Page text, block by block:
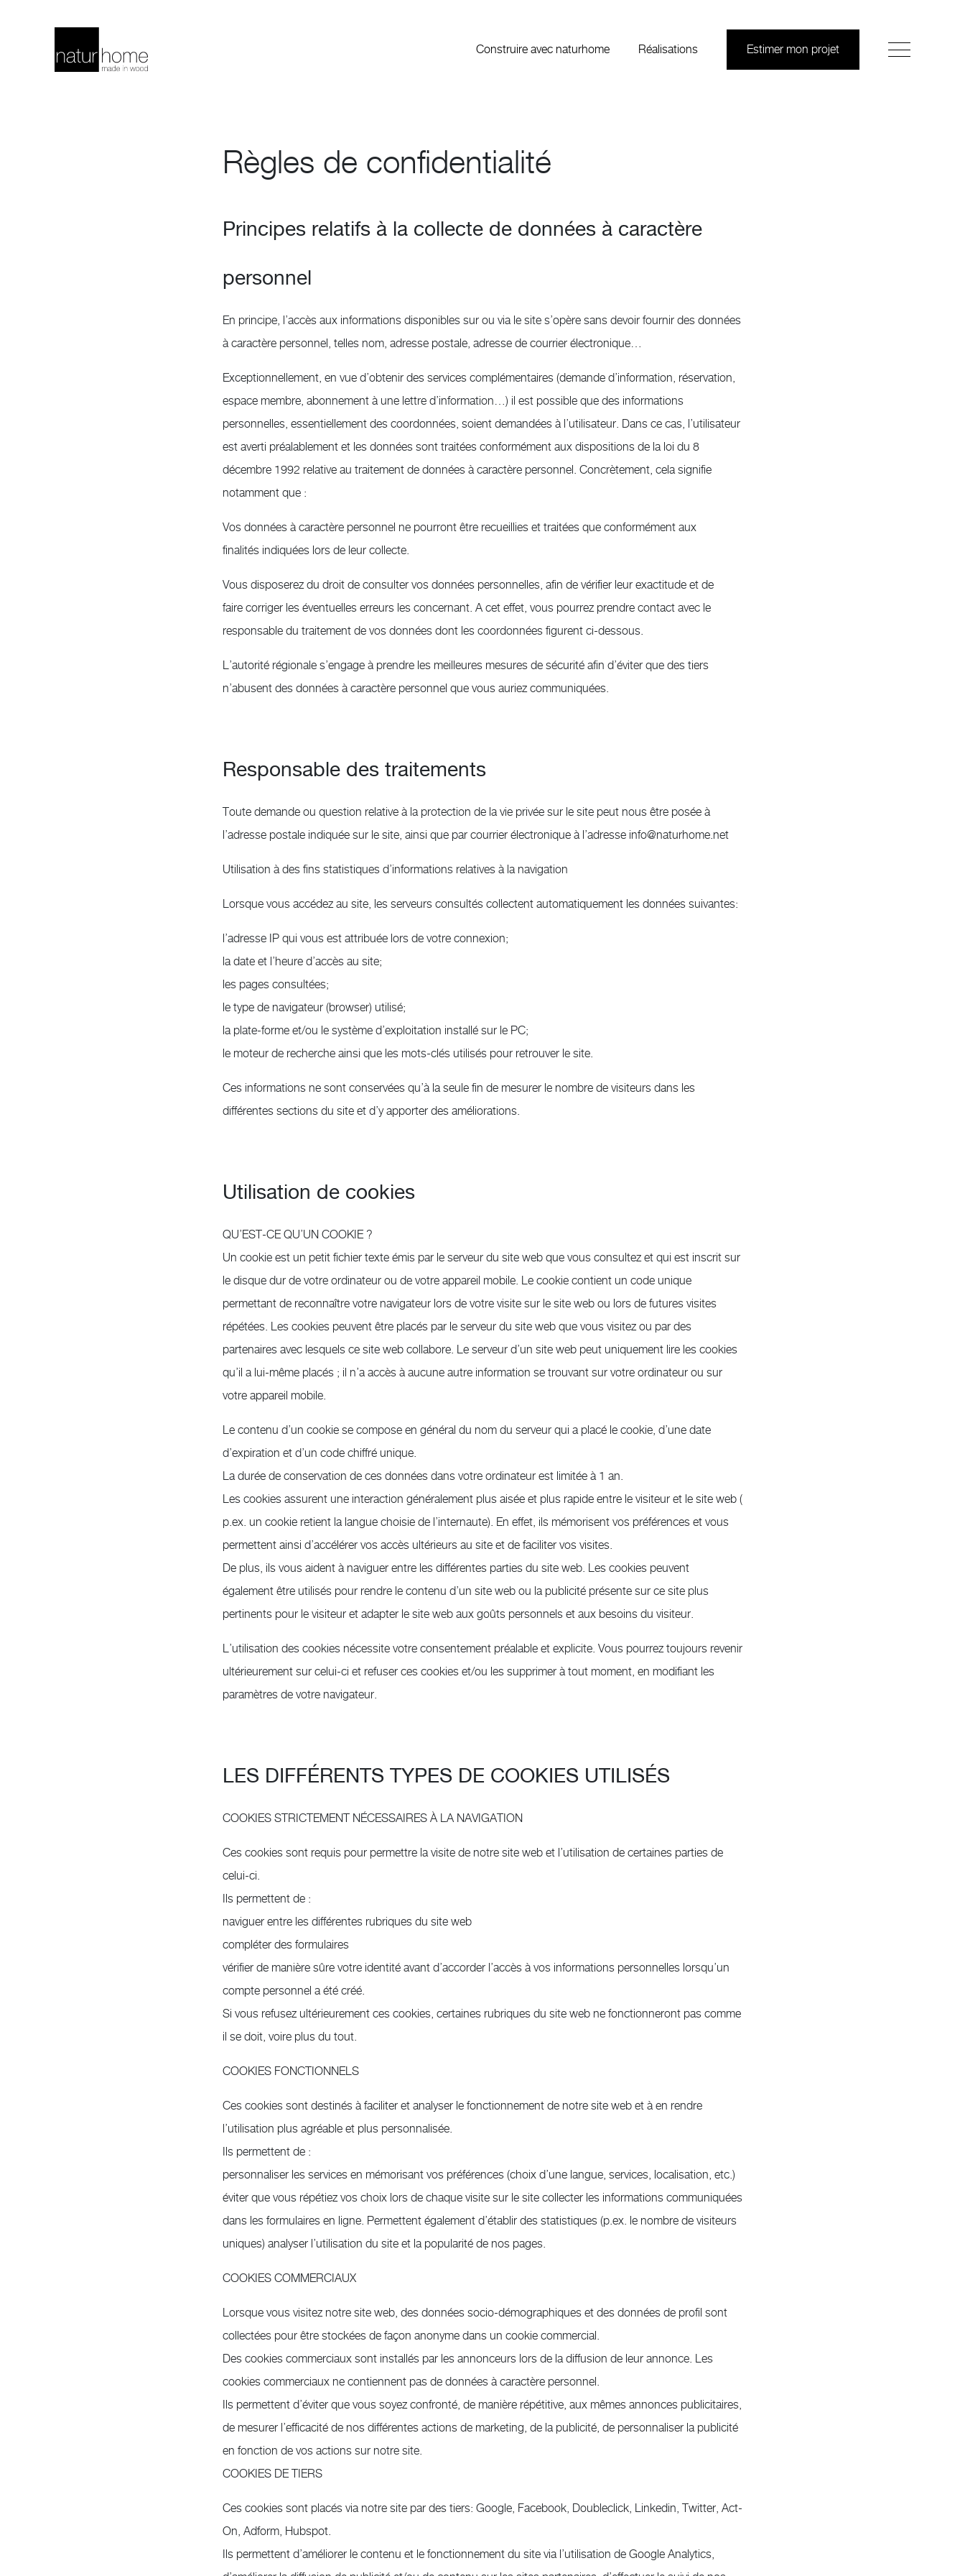
Construire avec naturhome Réalisations Estimer mon projet
Règles de confidentialité
Principes relatifs à la collecte de données à caractère
personnel
En principe, l’accès aux informations disponibles sur ou via le site s’opère sans devoir fournir des données
à caractère personnel, telles nom, adresse postale, adresse de courrier électronique…
Exceptionnellement, en vue d’obtenir des services complémentaires (demande d’information, réservation,
espace membre, abonnement à une lettre d’information…) il est possible que des informations
personnelles, essentiellement des coordonnées, soient demandées à l’utilisateur. Dans ce cas, l’utilisateur
est averti préalablement et les données sont traitées conformément aux dispositions de la loi du 8
décembre 1992 relative au traitement de données à caractère personnel. Concrètement, cela signifie
notamment que :
Vos données à caractère personnel ne pourront être recueillies et traitées que conformément aux
finalités indiquées lors de leur collecte.
Vous disposerez du droit de consulter vos données personnelles, afin de vérifier leur exactitude et de
faire corriger les éventuelles erreurs les concernant. A cet effet, vous pourrez prendre contact avec le
responsable du traitement de vos données dont les coordonnées figurent ci-dessous.
L’autorité régionale s’engage à prendre les meilleures mesures de sécurité afin d’éviter que des tiers
n’abusent des données à caractère personnel que vous auriez communiquées.
Responsable des traitements
Toute demande ou question relative à la protection de la vie privée sur le site peut nous être posée à
l’adresse postale indiquée sur le site, ainsi que par courrier électronique à l’adresse info@naturhome.net
Utilisation à des fins statistiques d’informations relatives à la navigation
Lorsque vous accédez au site, les serveurs consultés collectent automatiquement les données suivantes:
l’adresse IP qui vous est attribuée lors de votre connexion;
la date et l’heure d’accès au site;
les pages consultées;
le type de navigateur (browser) utilisé;
la plate-forme et/ou le système d’exploitation installé sur le PC;
le moteur de recherche ainsi que les mots-clés utilisés pour retrouver le site.
Ces informations ne sont conservées qu’à la seule fin de mesurer le nombre de visiteurs dans les
différentes sections du site et d’y apporter des améliorations.
Utilisation de cookies
QU’EST-CE QU’UN COOKIE ?
Un cookie est un petit fichier texte émis par le serveur du site web que vous consultez et qui est inscrit sur
le disque dur de votre ordinateur ou de votre appareil mobile. Le cookie contient un code unique
permettant de reconnaître votre navigateur lors de votre visite sur le site web ou lors de futures visites
répétées. Les cookies peuvent être placés par le serveur du site web que vous visitez ou par des
partenaires avec lesquels ce site web collabore. Le serveur d’un site web peut uniquement lire les cookies
qu’il a lui-même placés ; il n’a accès à aucune autre information se trouvant sur votre ordinateur ou sur
votre appareil mobile.
Le contenu d’un cookie se compose en général du nom du serveur qui a placé le cookie, d’une date
d’expiration et d’un code chiffré unique.
La durée de conservation de ces données dans votre ordinateur est limitée à 1 an.
Les cookies assurent une interaction généralement plus aisée et plus rapide entre le visiteur et le site web (
p.ex. un cookie retient la langue choisie de l’internaute). En effet, ils mémorisent vos préférences et vous
permettent ainsi d’accélérer vos accès ultérieurs au site et de faciliter vos visites.
De plus, ils vous aident à naviguer entre les différentes parties du site web. Les cookies peuvent
également être utilisés pour rendre le contenu d’un site web ou la publicité présente sur ce site plus
pertinents pour le visiteur et adapter le site web aux goûts personnels et aux besoins du visiteur.
L’utilisation des cookies nécessite votre consentement préalable et explicite. Vous pourrez toujours revenir
ultérieurement sur celui-ci et refuser ces cookies et/ou les supprimer à tout moment, en modifiant les
paramètres de votre navigateur.
LES DIFFÉRENTS TYPES DE COOKIES UTILISÉS
COOKIES STRICTEMENT NÉCESSAIRES À LA NAVIGATION
Ces cookies sont requis pour permettre la visite de notre site web et l’utilisation de certaines parties de
celui-ci.
Ils permettent de :
naviguer entre les différentes rubriques du site web
compléter des formulaires
vérifier de manière sûre votre identité avant d’accorder l’accès à vos informations personnelles lorsqu’un
compte personnel a été créé.
Si vous refusez ultérieurement ces cookies, certaines rubriques du site web ne fonctionneront pas comme
il se doit, voire plus du tout.
COOKIES FONCTIONNELS
Ces cookies sont destinés à faciliter et analyser le fonctionnement de notre site web et à en rendre
l’utilisation plus agréable et plus personnalisée.
Ils permettent de :
personnaliser les services en mémorisant vos préférences (choix d’une langue, services, localisation, etc.)
éviter que vous répétiez vos choix lors de chaque visite sur le site collecter les informations communiquées
dans les formulaires en ligne. Permettent également d’établir des statistiques (p.ex. le nombre de visiteurs
uniques) analyser l’utilisation du site et la popularité de nos pages.
COOKIES COMMERCIAUX
Lorsque vous visitez notre site web, des données socio-démographiques et des données de profil sont
collectées pour être stockées de façon anonyme dans un cookie commercial.
Des cookies commerciaux sont installés par les annonceurs lors de la diffusion de leur annonce. Les
cookies commerciaux ne contiennent pas de données à caractère personnel.
Ils permettent d’éviter que vous soyez confronté, de manière répétitive, aux mêmes annonces publicitaires,
de mesurer l’efficacité de nos différentes actions de marketing, de la publicité, de personnaliser la publicité
en fonction de vos actions sur notre site.
COOKIES DE TIERS
Ces cookies sont placés via notre site par des tiers: Google, Facebook, Doubleclick, Linkedin, Twitter, Act-
On, Adform, Hubspot.
Ils permettent d’améliorer le contenu et le fonctionnement du site via l’utilisation de Google Analytics,